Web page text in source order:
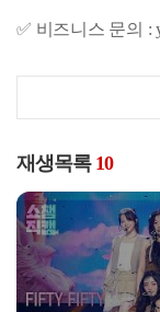
✅ 비즈니스 문의 :
재생목록 10